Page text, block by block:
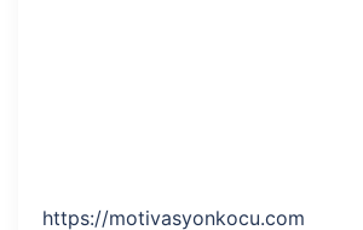
https://motivasyonkocu.com